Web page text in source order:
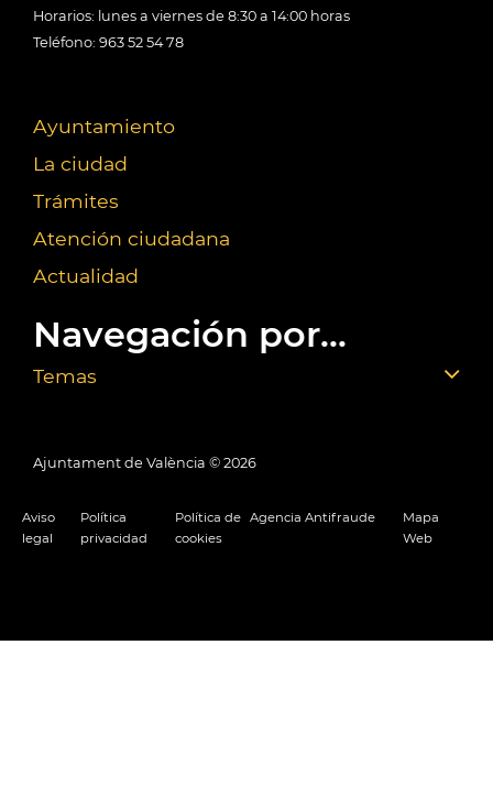
Horarios: lunes a viernes de 8:30 a 14:00 horas
Teléfono: 963 52 54 78
Ayuntamiento
La ciudad
Trámites
Atención ciudadana
Actualidad
Navegación por...
Temas
Ajuntament de València © 2026
Aviso
legal
Política
privacidad
Política de
cookies
Agencia Antifraude
Mapa
Web